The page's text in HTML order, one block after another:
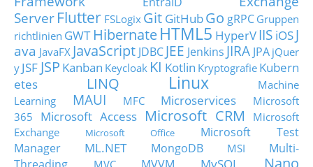
Server Flutter FSLogix Git GitHubGo gRPC Gruppen
richtlinien GWT HibernateHTML5 HyperVIIS iOSJ
ava JavaFX JavaScript JDBC JEE Jenkins JIRA JPA jQuer
y JSF JSP Kanban Keycloak KI Kotlin Kryptografie Kubern
etes
LINQ Linux
Machine
Learning
MAUI MFC Microservices
Microsoft
365
Microsoft Access Microsoft CRM
Microsoft
Exchange
Microsoft Office
Microsoft Test
Manager
ML.NET MongoDB MSI
Multi-
MVC MySQL
Nano